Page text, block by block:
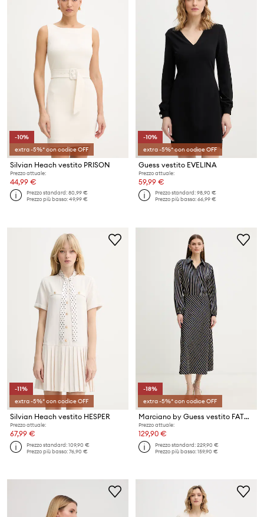
-10%
extra -5%* con codice OFF
Silvian Heach vestito PRISON
Prezzo attuale:
44,99 €
Prezzo standard:80,99 €
Prezzo più basso:49,99 €
-10%
extra -5%* con codice OFF
Guess vestito EVELINA
Prezzo attuale:
59,99 €
Prezzo standard:98,90 €
Prezzo più basso:66,99 €
-11%
extra -5%* con codice OFF
Silvian Heach vestito HESPER
Prezzo attuale:
67,99 €
Prezzo standard:109,90 €
Prezzo più basso:76,90 €
-18%
extra -5%* con codice OFF
Marciano by Guess vestito FATOU
Prezzo attuale:
129,90 €
Prezzo standard:229,90 €
Prezzo più basso:159,90 €